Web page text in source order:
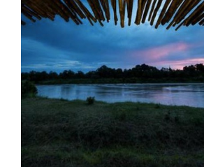
Camp de brousse